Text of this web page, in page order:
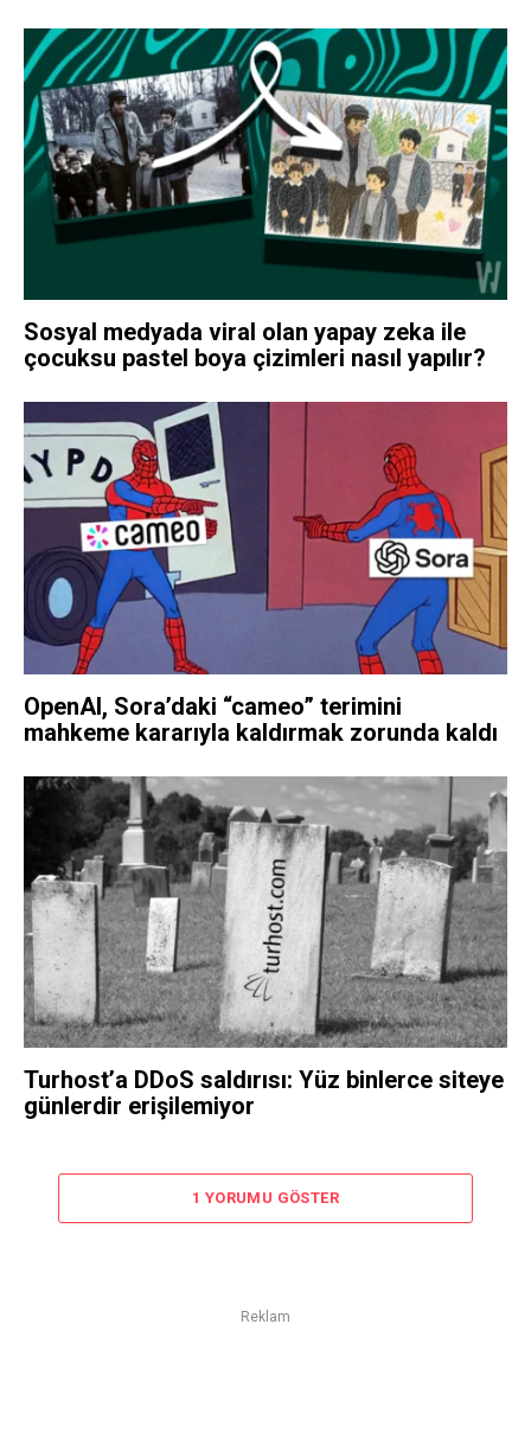
Sosyal medyada viral olan yapay zeka ile
çocuksu pastel boya çizimleri nasıl yapılır?
OpenAI, Sora’daki “cameo” terimini
mahkeme kararıyla kaldırmak zorunda kaldı
Turhost’a DDoS saldırısı: Yüz binlerce siteye
günlerdir erişilemiyor
1 YORUMU GÖSTER
Reklam